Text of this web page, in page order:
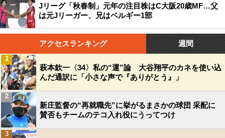
Jリーグ「秋春制」元年の注目株はC大阪20歳MF…父
は元Jリーガー、兄はベルギー1部
アクセスランキング 週間
萩本欽一〈34〉私の“運”論 大谷翔平のカネを使い込
んだ通訳に「小さな声で『ありがとう』」
1
新庄監督の“再就職先”に挙がるまさかの球団 采配に
賛否もチームのテコ入れ役にうってつけ
2
3